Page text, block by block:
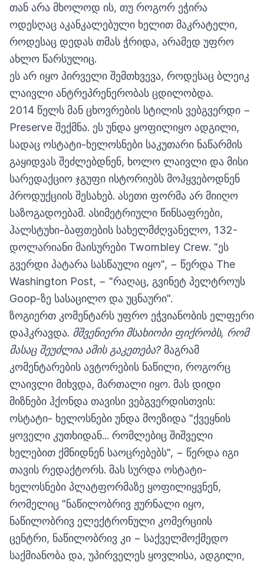
თან არა მხოლოდ ის, თუ როგორ ეჭირა
ოდესღაც აკანკალებული ხელით მაკრატელი,
როდესაც დედას თმას ჭრიდა, არამედ უფრო
ახლო წარსულიც.
ეს არ იყო პირველი შემთხვევა, როდესაც ბლეიკ
ლაივლი ანტრეპრენერობას ცდილობდა.
2014 წელს მან ცხოვრების სტილის ვებგვერდი −
Preserve შექმნა. ეს უნდა ყოფილიყო ადგილი,
სადაც ოსტატი-ხელოსნები საკუთარი ნაწარმის
გაყიდვას შეძლებდნენ, ხოლო ლაივლი და მისი
სარედაქციო ჯგუფი ისტორიებს მოჰყვებოდნენ
პროდუქციის შესახებ. ასეთი ფორმა არ მიიღო
საზოგადოებამ. ასიმეტრიული წინსაფრები,
ჰალსტუხი-ბაფთების სახელმძღვანელო, 132-
დოლარიანი მაისურები Twombley Crew. "ეს
გვერდი პატარა სასწაული იყო", − წერდა The
Washington Post, − "რაღაც, გვინეტ პელტროუს
Goop-ზე სასაცილო და უცნაური".
ზოგიერთ კომენტარს უფრო ეჭვიანობის ელფერი
დაჰკრავდა. მშვენიერი მსახიობი ფიქრობს, რომ
მასაც შეუძლია ამის გაკეთება? მაგრამ
კომენტარების ავტორების ნაწილი, როგორც
ლაივლი მიხვდა, მართალი იყო. მას დიდი
მიზნები ჰქონდა თავისი ვებგვერდისთვის:
ოსტატი- ხელოსნები უნდა მოეზიდა "ქვეყნის
ყოველი კუთხიდან... რომლებიც შიშველი
ხელებით ქმნიდნენ საოცრებებს", − წერდა იგი
თავის რედაქტორს. მას სურდა ოსტატი-
ხელოსნები პლატფორმაზე ყოფილიყვნენ,
რომელიც "ნაწილობრივ ჟურნალი იყო,
ნაწილობრივ ელექტრონული კომერციის
ცენტრი, ნაწილობრივ კი − საქველმოქმედო
საქმიანობა და, უპირველეს ყოვლისა, ადგილი,